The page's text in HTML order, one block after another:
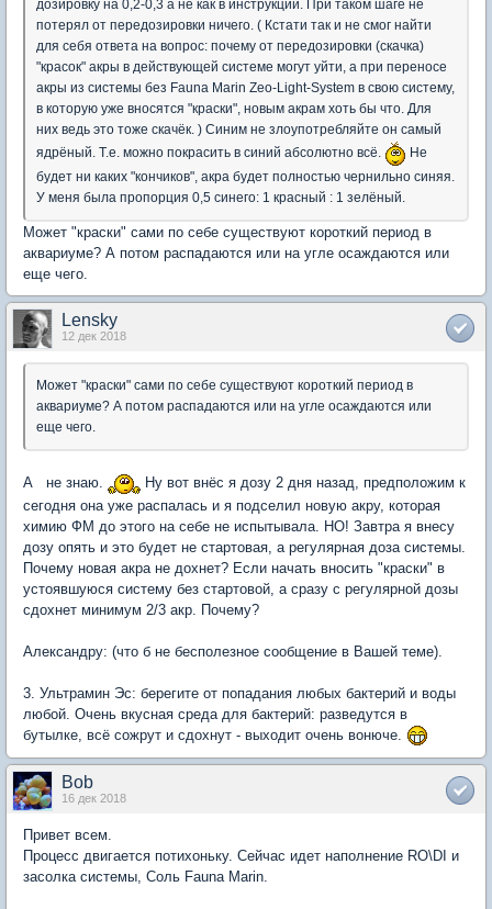
дозировку на 0,2-0,3 а не как в инструкции. При таком шаге не
потерял от передозировки ничего. ( Кстати так и не смог найти
для себя ответа на вопрос: почему от передозировки (скачка)
"красок" акры в действующей системе могут уйти, а при переносе
акры из системы без Fauna Marin Zeo-Light-System в свою систему,
в которую уже вносятся "краски", новым акрам хоть бы что. Для
них ведь это тоже скачёк. ) Синим не злоупотребляйте он самый
ядрёный. Т.е. можно покрасить в синий абсолютно всё.
Не
будет ни каких "кончиков", акра будет полностью чернильно синяя.
У меня была пропорция 0,5 синего: 1 красный : 1 зелёный.
Может "краски" сами по себе существуют короткий период в
аквариуме? А потом распадаются или на угле осаждаются или
еще чего.
Lensky
12 дек 2018
Может "краски" сами по себе существуют короткий период в
аквариуме? А потом распадаются или на угле осаждаются или
еще чего.
А не знаю.
Ну вот внёс я дозу 2 дня назад, предположим к
сегодня она уже распалась и я подселил новую акру, которая
химию ФМ до этого на себе не испытывала. НО! Завтра я внесу
дозу опять и это будет не стартовая, а регулярная доза системы.
Почему новая акра не дохнет? Если начать вносить "краски" в
устоявшуюся систему без стартовой, а сразу с регулярной дозы
сдохнет минимум 2/3 акр. Почему?
Александру: (что б не бесполезное сообщение в Вашей теме).
3. Ультрамин Эс: берегите от попадания любых бактерий и воды
любой. Очень вкусная среда для бактерий: разведутся в
бутылке, всё сожрут и сдохнут - выходит очень вонюче.
Bob
16 дек 2018
Привет всем.
Процесс двигается потихоньку. Сейчас идет наполнение RO\DI и
засолка системы, Соль Fauna Marin.